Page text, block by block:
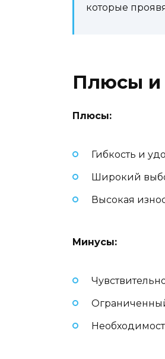
которые
Плюсы и
Плюсы:
Гибкость и
Широкий
Высокая
Минусы: